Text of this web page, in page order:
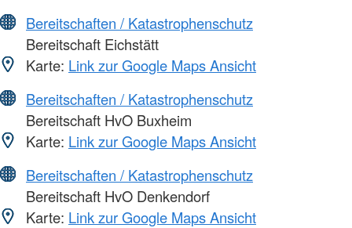
Bereitschaften / Katastrophenschutz
Bereitschaft Eichstätt
Karte: Link zur Google Maps Ansicht
Bereitschaften / Katastrophenschutz
Bereitschaft HvO Buxheim
Karte: Link zur Google Maps Ansicht
Bereitschaften / Katastrophenschutz
Bereitschaft HvO Denkendorf
Karte: Link zur Google Maps Ansicht